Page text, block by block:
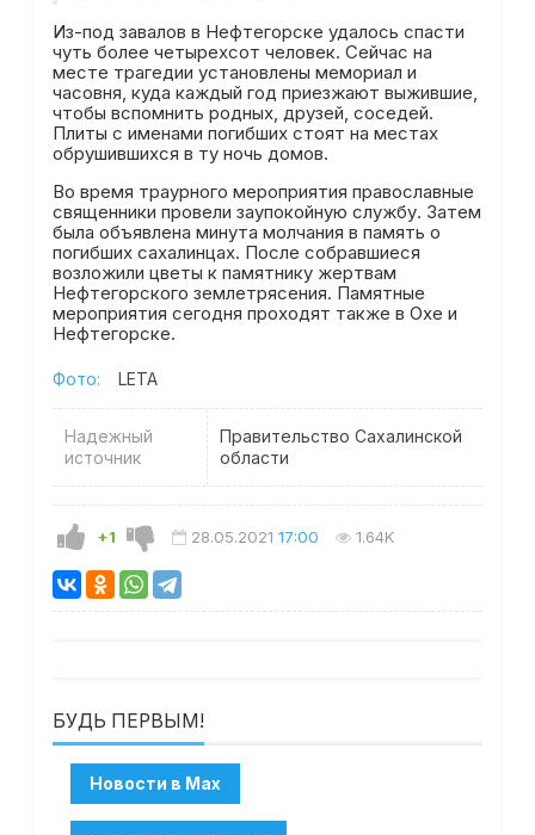
Из-под завалов в Нефтегорске удалось спасти
чуть более четырехсот человек. Сейчас на
месте трагедии установлены мемориал и
часовня, куда каждый год приезжают выжившие,
чтобы вспомнить родных, друзей, соседей.
Плиты с именами погибших стоят на местах
обрушившихся в ту ночь домов.
Во время траурного мероприятия православные
священники провели заупокойную службу. Затем
была объявлена минута молчания в память о
погибших сахалинцах. После собравшиеся
возложили цветы к памятнику жертвам
Нефтегорского землетрясения. Памятные
мероприятия сегодня проходят также в Охе и
Нефтегорске.
Фото: LETA
Надежный
источник
Правительство Сахалинской
области
+1 28.05.2021 17:00 1.64K
БУДЬ ПЕРВЫМ!